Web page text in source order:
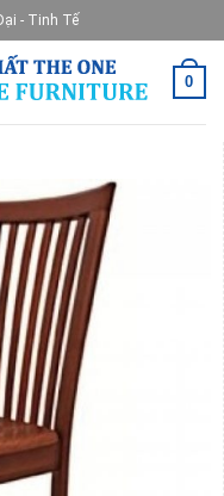
- Tinh Tế
0